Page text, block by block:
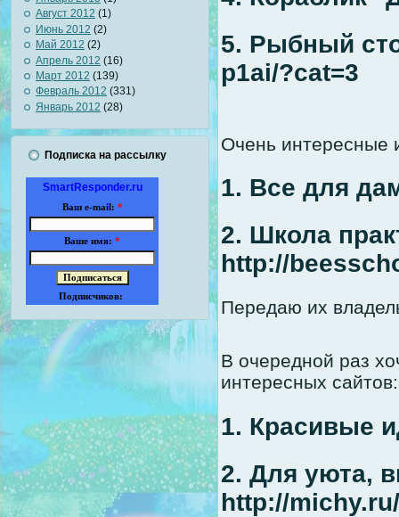
Август 2012 (1)
Июнь 2012 (2)
Май 2012 (2)
Апрель 2012 (16)
Март 2012 (139)
Февраль 2012 (331)
Январь 2012 (28)
Подписка на рассылку
SmartResponder.ru
Ваш e-mail: *
Ваше имя: *
Подписчиков:
5. Рыбный
p1ai/?cat=3
Очень интересные
1. Все для
2. Школа
http://
Передаю их
В очередной раз
интересных сайтов:
1. Красивые
2. Для уюта,
http://michy.ru/